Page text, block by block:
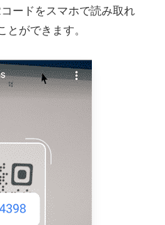
ードをスマホで読み取れ
とができます。